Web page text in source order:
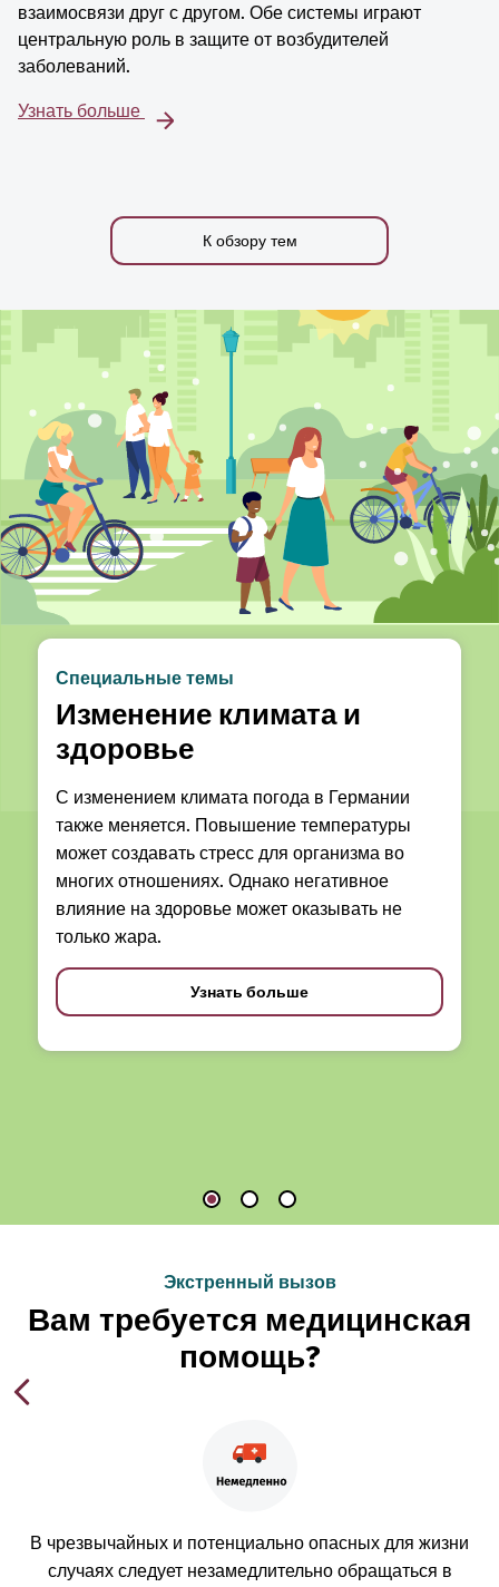
взаимосвязи друг с другом. Обе системы играют
центральную роль в защите от возбудителей
заболеваний.
Узнать больше
К обзору тем
Специальные темы
Изменение климата и
здоровье
С изменением климата погода в Германии
также меняется. Повышение температуры
может создавать стресс для организма во
многих отношениях. Однако негативное
влияние на здоровье может оказывать не
только жара.
Узнать больше
Экстренный вызов
Вам требуется медицинская
помощь?
В чрезвычайных и потенциально опасных для жизни
случаях следует незамедлительно обращаться в